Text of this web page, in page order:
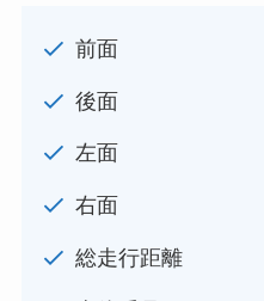
前面
後面
左面
右面
総走行距離